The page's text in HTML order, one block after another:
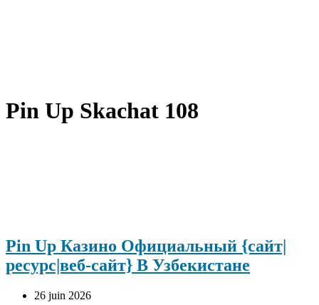
Pin Up Skachat 108
Pin Up Казино Официальный {сайт|
ресурс|веб-сайт} В Узбекистане
26 juin 2026